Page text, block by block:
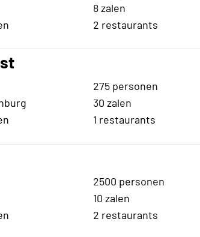
8 zalen
2 restaurants
275 personen
30 zalen
1 restaurants
2500 personen
10 zalen
2 restaurants